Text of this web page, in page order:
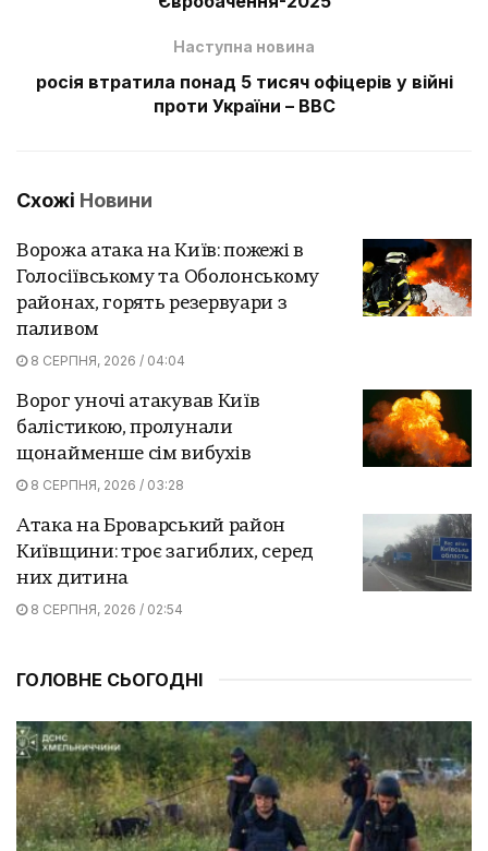
Наступна новина
росія втратила понад 5 тисяч офіцерів у війні
проти України – BBC
Схожі Новини
Ворожа атака на Київ: пожежі в
Голосіївському та Оболонському
районах, горять резервуари з
паливом
8 СЕРПНЯ, 2026 / 04:04
Ворог уночі атакував Київ
балістикою, пролунали
щонайменше сім вибухів
8 СЕРПНЯ, 2026 / 03:28
Атака на Броварський район
Київщини: троє загиблих, серед
них дитина
8 СЕРПНЯ, 2026 / 02:54
ГОЛОВНЕ СЬОГОДНІ